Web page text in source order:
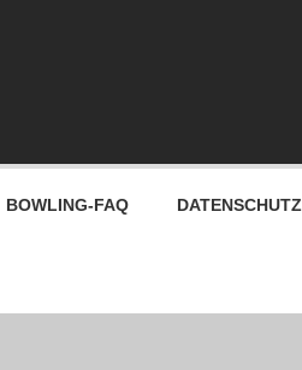
BOWLING-FAQ DATENSCHUTZ